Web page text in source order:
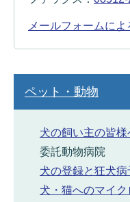
メールフォームに
ペット・動物
犬の飼い主の皆様
委託動物病院
犬の登録と狂犬
犬・猫へのマイ